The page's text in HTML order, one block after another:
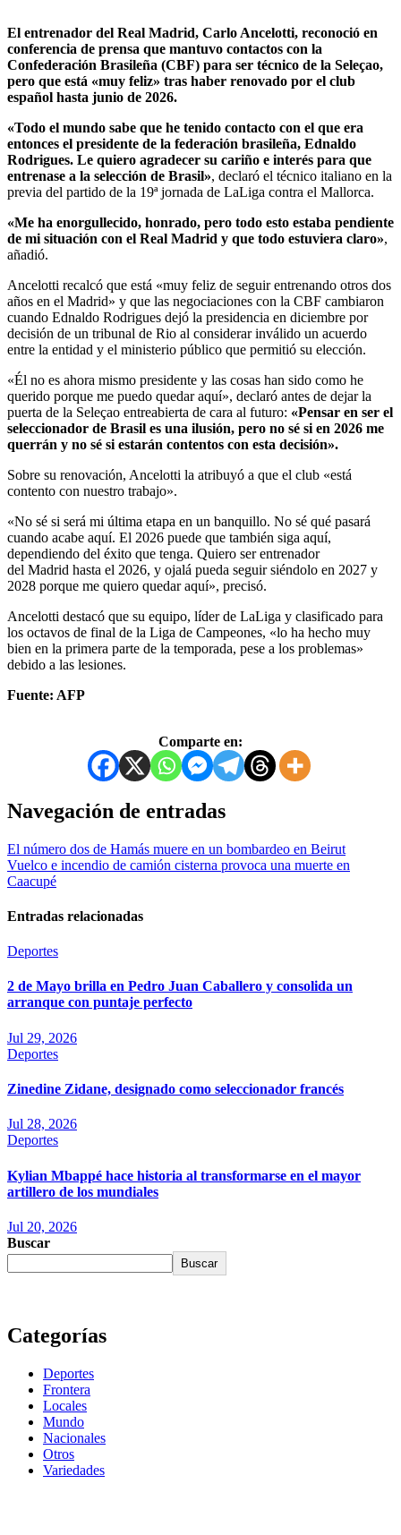
El entrenador del Real Madrid, Carlo Ancelotti, reconoció en
conferencia de prensa que mantuvo contactos con la
Confederación Brasileña (CBF) para ser técnico de la Seleçao,
pero que está «muy feliz» tras haber renovado por el club
español hasta junio de 2026.
«Todo el mundo sabe que he tenido contacto con el que era
entonces el presidente de la federación brasileña, Ednaldo
Rodrigues. Le quiero agradecer su cariño e interés para que
entrenase a la selección de Brasil», declaró el técnico italiano en la
previa del partido de la 19ª jornada de LaLiga contra el Mallorca.
«Me ha enorgullecido, honrado, pero todo esto estaba pendiente
de mi situación con el Real Madrid y que todo estuviera claro»,
añadió.
Ancelotti recalcó que está «muy feliz de seguir entrenando otros dos
años en el Madrid» y que las negociaciones con la CBF cambiaron
cuando Ednaldo Rodrigues dejó la presidencia en diciembre por
decisión de un tribunal de Rio al considerar inválido un acuerdo
entre la entidad y el ministerio público que permitió su elección.
«Él no es ahora mismo presidente y las cosas han sido como he
querido porque me puedo quedar aquí», declaró antes de dejar la
puerta de la Seleçao entreabierta de cara al futuro: «Pensar en ser el
seleccionador de Brasil es una ilusión, pero no sé si en 2026 me
querrán y no sé si estarán contentos con esta decisión».
Sobre su renovación, Ancelotti la atribuyó a que el club «está
contento con nuestro trabajo».
«No sé si será mi última etapa en un banquillo. No sé qué pasará
cuando acabe aquí. El 2026 puede que también siga aquí,
dependiendo del éxito que tenga. Quiero ser entrenador
del Madrid hasta el 2026, y ojalá pueda seguir siéndolo en 2027 y
2028 porque me quiero quedar aquí», precisó.
Ancelotti destacó que su equipo, líder de LaLiga y clasificado para
los octavos de final de la Liga de Campeones, «lo ha hecho muy
bien en la primera parte de la temporada, pese a los problemas»
debido a las lesiones.
Fuente: AFP
Comparte en:
Navegación de entradas
El número dos de Hamás muere en un bombardeo en Beirut
Vuelco e incendio de camión cisterna provoca una muerte en
Caacupé
Entradas relacionadas
Deportes
2 de Mayo brilla en Pedro Juan Caballero y consolida un
arranque con puntaje perfecto
Jul 29, 2026
Deportes
Zinedine Zidane, designado como seleccionador francés
Jul 28, 2026
Deportes
Kylian Mbappé hace historia al transformarse en el mayor
artillero de los mundiales
Jul 20, 2026
Buscar
Buscar
Categorías
Deportes
Frontera
Locales
Mundo
Nacionales
Otros
Variedades